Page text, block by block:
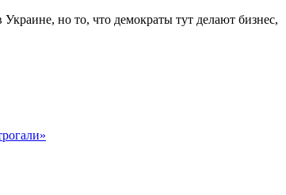
но то, что демократы тут делают бизнес,